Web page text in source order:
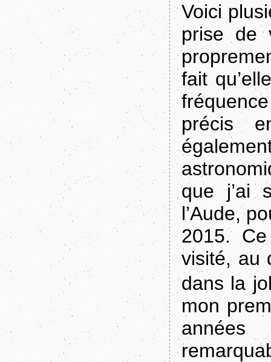
Voici
prise de
fait
précis
que j’ai
l’Aude,
2015.
visité, au
dans la
mon